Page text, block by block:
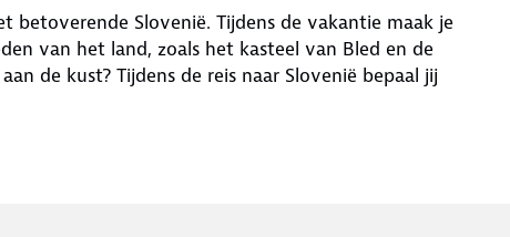
betoverende Slovenië. Tijdens de vakantie maak je
van het land, zoals het kasteel van Bled en de
de kust? Tijdens de reis naar Slovenië bepaal jij